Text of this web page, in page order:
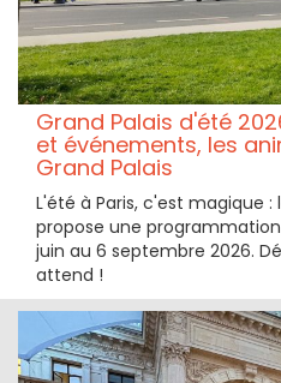
Grand Palais d'été
et événements, les
Grand Palais
L'été à Paris, c'est magique :
propose une
juin au 6 septembre 2026.
attend !